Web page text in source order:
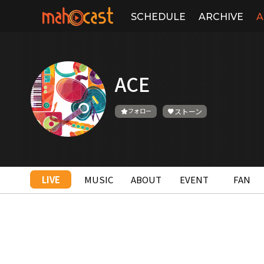
SCHEDULE ARCHIVE
ACE
フォロー ストーン
LIVE MUSIC ABOUT EVENT FAN